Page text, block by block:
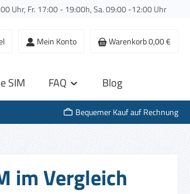
Uhr, Fr. 17:00 - 19:00h, Sa. 09:00 -12:00 Uhr
Mein Konto Warenkorb0,00 €
SIM FAQ Blog
Bequemer Kauf auf Rechnung
im Vergleich